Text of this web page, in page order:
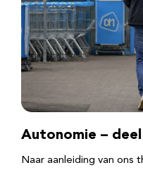
Autonomie –
Naar aanleiding van ons